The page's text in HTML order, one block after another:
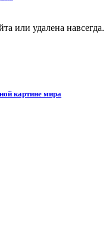
или удалена навсегда.
картине мира